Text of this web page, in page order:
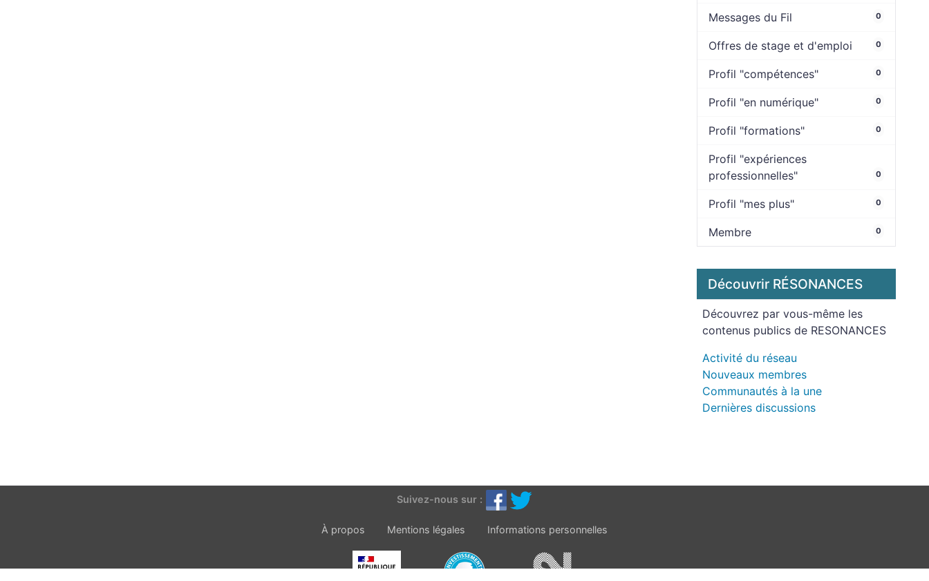
Messages du Fil 0
Offres de stage et d'emploi 0
Profil "compétences" 0
Profil "en numérique" 0
Profil "formations" 0
Profil "expériences
professionnelles"
0
Profil "mes plus" 0
Membre 0
Découvrir RÉSONANCES
Découvrez par vous-même les
contenus publics de RESONANCES
Activité du réseau
Nouveaux membres
Communautés à la une
Dernières discussions
Suivez-nous sur :
À propos Mentions légales Informations personnelles